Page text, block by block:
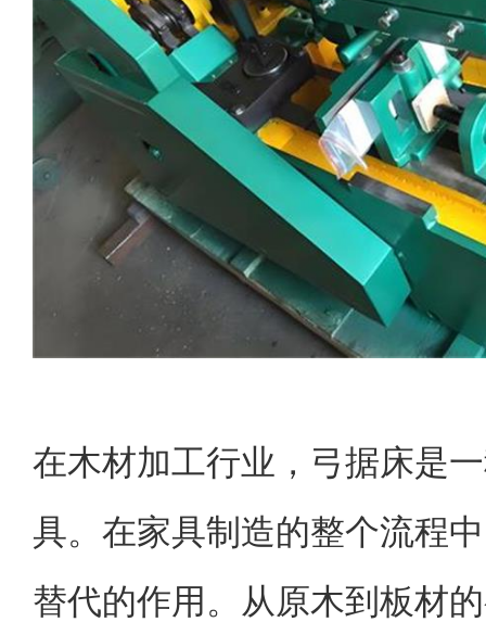
在木材加工行业，弓据床是
具。在家具制造的整个流程
替代的作用。从原木到板材